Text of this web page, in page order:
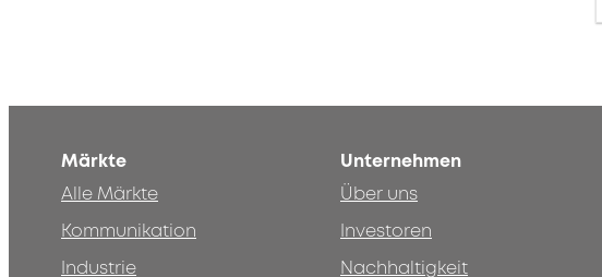
Märkte
Alle Märkte
Kommunikation
Industrie
Unternehmen
Über uns
Investoren
Nachhaltigkeit